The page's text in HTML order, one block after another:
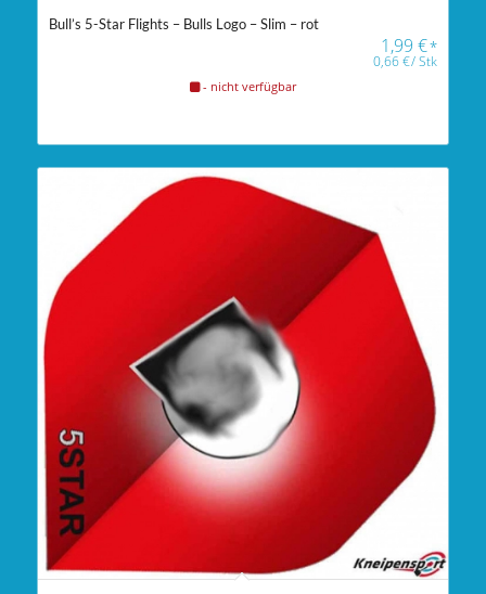
Bull’s 5-Star Flights – Bulls Logo – Slim – rot
1,99€*
0,66€/Stk
- nicht verfügbar